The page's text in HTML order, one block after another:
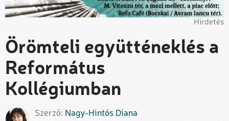
Hirdetés
Örömteli együtténeklés a
Református
Kollégiumban
Szerző Nagy-Hintós Diana